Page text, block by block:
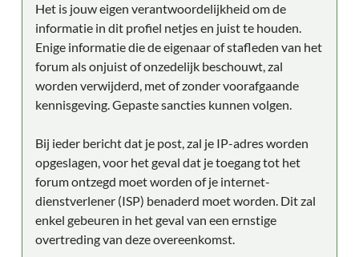
Het is jouw eigen verantwoordelijkheid om de
informatie in dit profiel netjes en juist te houden.
Enige informatie die de eigenaar of stafleden van het
forum als onjuist of onzedelijk beschouwt, zal
worden verwijderd, met of zonder voorafgaande
kennisgeving. Gepaste sancties kunnen volgen.
Bij ieder bericht dat je post, zal je IP-adres worden
opgeslagen, voor het geval dat je toegang tot het
forum ontzegd moet worden of je internet-
dienstverlener (ISP) benaderd moet worden. Dit zal
enkel gebeuren in het geval van een ernstige
overtreding van deze overeenkomst.